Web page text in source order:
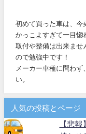
初めて買った車は、今
かっこよすぎて一目惚
取付や整備は出来ませ
ので勉強中です！
メーカー車種に問わ
い。
人気の投稿とページ
【悲